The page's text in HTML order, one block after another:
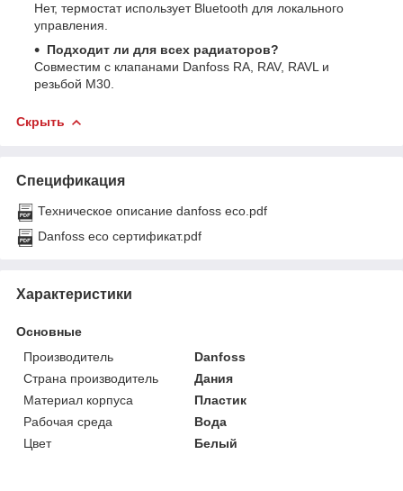
Нет, термостат использует Bluetooth для локального
управления.
Подходит ли для всех радиаторов?
Совместим с клапанами Danfoss RA, RAV, RAVL и
резьбой M30.
Скрыть
Спецификация
Техническое описание danfoss eco.pdf
Danfoss eco сертификат.pdf
Характеристики
Основные
Производитель
Danfoss
Страна производитель
Дания
Материал корпуса
Пластик
Рабочая среда
Вода
Цвет
Белый